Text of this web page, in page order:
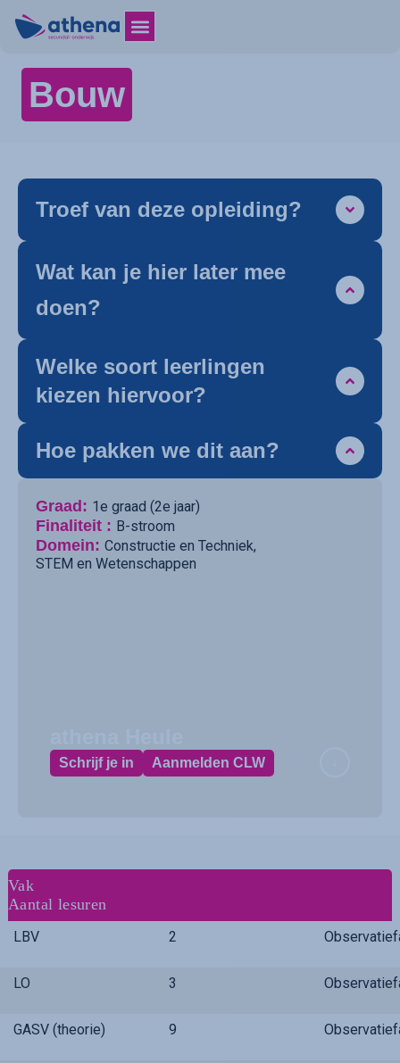
Bouw
Troef van deze opleiding?
Wat kan je hier later mee
doen?
Welke soort leerlingen
kiezen hiervoor?
Hoe pakken we dit aan?
Graad: 1e graad (2e jaar)
Finaliteit : B-stroom
Domein: Constructie en Techniek,
STEM en Wetenschappen
Schrijf je in Aanmelden CLW
Vak
Aantal lesuren
LBV 2
LO 3
GASV (theorie) 9